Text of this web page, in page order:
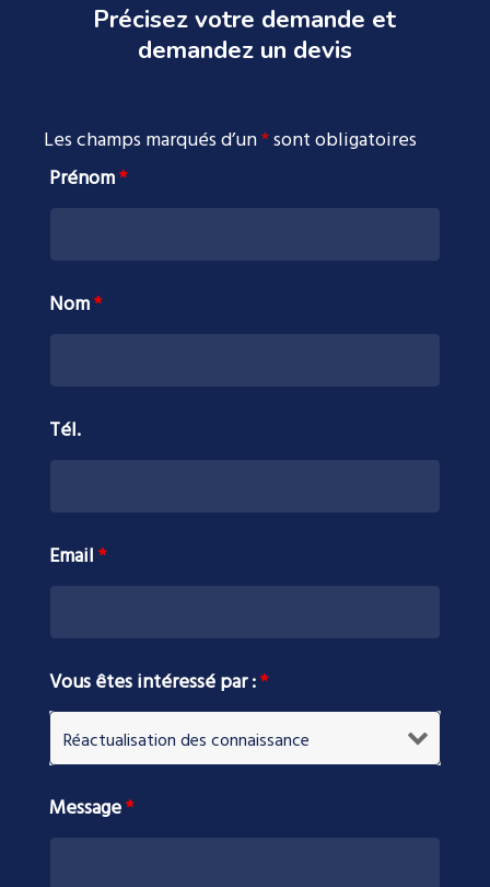
Précisez votre demande et
demandez un devis
Les champs marqués d’un*sont obligatoires
Prénom*
Nom*
Tél.
Email*
Vous êtes intéressé par :*
Message*